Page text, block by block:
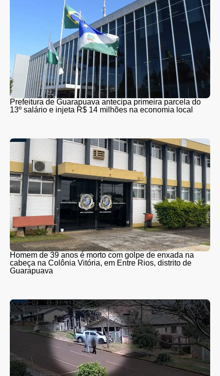
Prefeitura de Guarapuava antecipa primeira parcela do
13º salário e injeta R$ 14 milhões na economia local
Homem de 39 anos é morto com golpe de enxada na
cabeça na Colônia Vitória, em Entre Rios, distrito de
Guarapuava